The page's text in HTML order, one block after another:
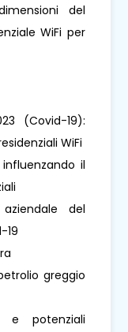
del
WiFi per
(Covid-19):
WiFi
il
aziendale del
19
greggio
e potenziali